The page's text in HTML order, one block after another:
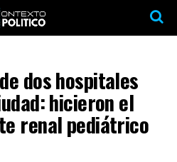
dos hospitales
hicieron el
renal pediátrico